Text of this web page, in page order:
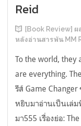
Reid
[Book Review]
หลังอ่านสารพัน MM
To the world, they
are everything.
รีส์ Game Changer
หยิบมาอ่านเป็นเล่ม
มา555 เรื่องย่อ: